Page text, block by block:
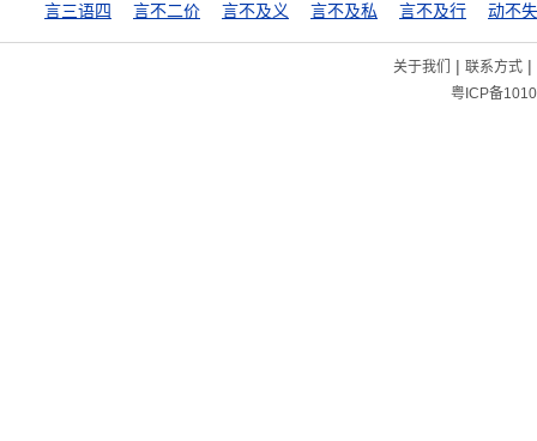
言三语四 言不二价 言不及义 言不及私 言不及行 动不
关于我们 | 联系方式|
粤ICP备